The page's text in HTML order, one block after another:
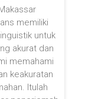
memiliki
untuk
akurat dan
memahami
keakuratan
Itulah